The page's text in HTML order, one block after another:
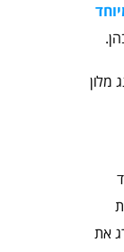
על גג מלון
את